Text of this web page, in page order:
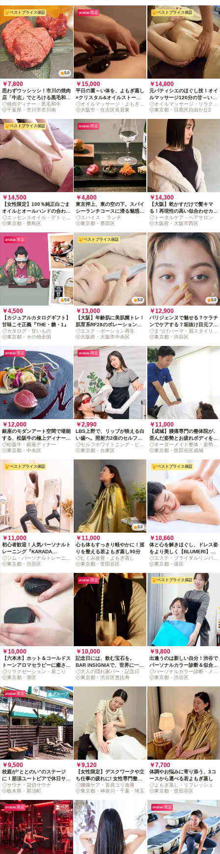
ベストプライス保証
5.0
￥7,800
思わずウッシッシ！市川の焼肉
店「牛志」でとろける黒毛和牛
に浸る夜
焼肉ディナー・黒毛和牛
千葉県・市川市市川南
anatae 限定
￥15,000
平日の重～い体を、よもぎ蒸し
×クリスタル&オイルストーン
で楽々リセット
オイルマッサージ・よもぎ蒸
し
大阪市・住吉区長居東
ベストプライス保証
￥14,800
元パティシエのほぐし技！オイ
ルマッサージ120分の甘～いご
褒美（女性限定）
オイルマッサージ・リラクゼ
ーション
東京都・目黒区自由が丘2
ベストプライス保証
￥14,500
【女性限定】100％純正白ごま
オイルとオールハンドの合わせ
技。しっかり 流すデトックス
時間
エッセンスオイル・デトック
スマッサージ
東京都・豊島区
anatae 限定
￥4,800
東京押上、東の空の下。スパイ
シーランチコースに浸る魅惑の
真昼[平日限定]
スパイス・ ランチ
東京都・墨田区
￥14,300
【大阪】乾かすだけで髪キマ
る！再現性の高い似合わせカッ
ト&ご褒美スパ体験
トータルケア・ヘアサロン
大阪府・大阪市西区
anatae 限定
5.0
￥4,500
【カジュアルカタログギフト】
甘味こそ正義『THE・糖・1』
カタログ・甘いもの
東京都・その他全国
ベストプライス保証
5.0
￥13,000
【大阪】年齢肌に美肌菌トレ！
肌育系RF28のポレーション再
生（お土産付）
エステ・ポーション再生
大阪府・大阪市中央区
5.0
￥12,900
パリジェンヌで魅せる？ケラチ
ンでケアする？垢抜け目元フル
コース体験
まつげパーマ・眉スタイリン
グ
東京都・渋谷区
anatae 限定
￥12,000
銀座のモダンアート空間で堪能
する、松阪牛の極上ディナーコ
ース松阪牛・銀座ディナー
東京都・中央区
anatae 限定
￥2,990
LBS上野で、リップが映える白
い歯へ。照射力2倍のセルフホ
ワイトニング
セルフホワイトニング・ビュ
ーティー
東京都・台東区
￥11,000
【成城】腰痛専門の整体院が、
歪んだ姿勢とお疲れボディを劇
的リセット
オーダーメイド整体・姿勢改
善
東京都・世田谷区成城
ベストプライス保証
￥11,000
初心者歓迎！人気パーソナルト
レーニング『KARADA
BESTA』お試し4回体験プラン
ジム・パーソナルトレーニン
グ
東京都・渋谷区
5.0
￥11,000
心も体もすっきり軽やかに！巡
りを整える若よもぎ蒸し90分
むくみ改善・よもぎ蒸し
東京都・世田谷区
ベストプライス保証
￥10,660
体と心を解きほぐし、ドレス姿
をより美しく【BLUMERI】深
層リンパブライダルコース90
分
エステ・ブライダルリンパケ
ア
東京都・港区
￥10,000
【六本木】ホット＆コールドス
トーンアロマセラピーに癒され
ながら、肩甲骨までほぐれる快
感
リラクゼーション・肩こり
東京都・港区
anatae 限定
￥10,000
記念日には、飲む宝石を。
BAR INSIGNIAで、世界に一つ
のお祝いカクテル
大人の隠れ家バー・記念日
東京都・渋谷区恵比寿
ベストプライス保証
￥9,800
出逢うのは新しい自分！渋谷で
パーソナルカラー診断＆似合う
メイク体験
パーソナルカラー診断・メイ
ク
東京都・渋谷区
anatae 限定 グループ
￥9,500
校庭が“ととのい”のステージ
に！那須ユートピアで休日サウ
ナリトリート【土日祝限定】
サウナ・貸切サウナ
栃木県・那須町
￥9,120
【女性限定】デスクワークや立
ち仕事の疲れに! 女性専門整体
で首肩コリ・腰痛を集中ケア
腰痛ケア・首肩コリ改善
東京都・神奈川・千葉・埼玉
￥7,700
体調やお悩みに寄り添う、3コ
ースから選べる若よもぎ蒸し
よもぎ蒸し・リフレッシュ
東京都・世田谷区
anatae 限定 ペア anatae 限定